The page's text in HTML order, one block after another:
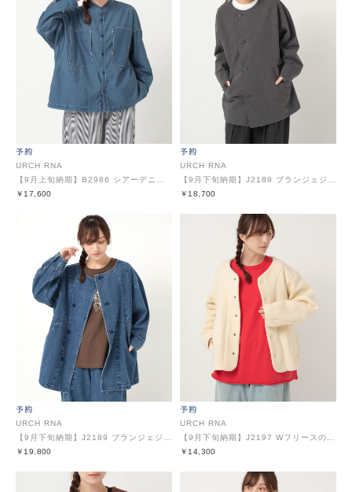
URCH RNA
￥17,600
URCH RNA
￥18,700
URCH RNA
￥19,800
URCH RNA
￥14,300